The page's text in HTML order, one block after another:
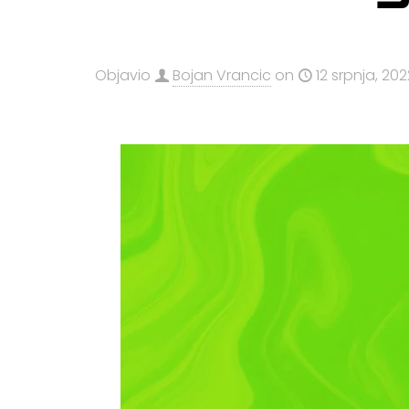
Objavio Bojan Vrancic on 12 srpnja,